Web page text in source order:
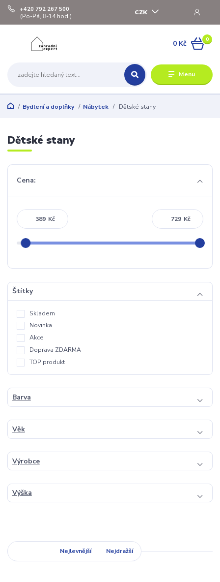
Menu
CZK
+420 792 267 500
(Po-Pá, 8-14 hod.)
0
0 Kč
Bydlení a doplňky Nábytek Dětské stany
Dětské stany
Cena:
Kč Kč
Štítky
Skladem
Novinka
Akce
Doprava ZDARMA
TOP produkt
Barva
Věk
Výrobce
Výška
Nejlevnější Nejdražší